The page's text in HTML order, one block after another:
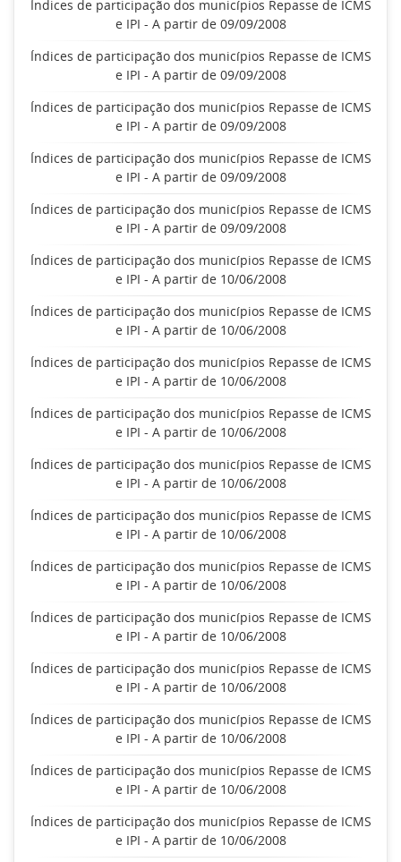
Índices de participação dos municípios Repasse de ICMS
e IPI - A partir de 09/09/2008
Índices de participação dos municípios Repasse de ICMS
e IPI - A partir de 09/09/2008
Índices de participação dos municípios Repasse de ICMS
e IPI - A partir de 09/09/2008
Índices de participação dos municípios Repasse de ICMS
e IPI - A partir de 09/09/2008
Índices de participação dos municípios Repasse de ICMS
e IPI - A partir de 09/09/2008
Índices de participação dos municípios Repasse de ICMS
e IPI - A partir de 10/06/2008
Índices de participação dos municípios Repasse de ICMS
e IPI - A partir de 10/06/2008
Índices de participação dos municípios Repasse de ICMS
e IPI - A partir de 10/06/2008
Índices de participação dos municípios Repasse de ICMS
e IPI - A partir de 10/06/2008
Índices de participação dos municípios Repasse de ICMS
e IPI - A partir de 10/06/2008
Índices de participação dos municípios Repasse de ICMS
e IPI - A partir de 10/06/2008
Índices de participação dos municípios Repasse de ICMS
e IPI - A partir de 10/06/2008
Índices de participação dos municípios Repasse de ICMS
e IPI - A partir de 10/06/2008
Índices de participação dos municípios Repasse de ICMS
e IPI - A partir de 10/06/2008
Índices de participação dos municípios Repasse de ICMS
e IPI - A partir de 10/06/2008
Índices de participação dos municípios Repasse de ICMS
e IPI - A partir de 10/06/2008
Índices de participação dos municípios Repasse de ICMS
e IPI - A partir de 10/06/2008